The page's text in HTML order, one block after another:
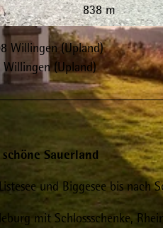
838 m
Willingen (Upland)
(Upland)
Sauerland
und Biggesee bis nach
mit Schlossschenke,